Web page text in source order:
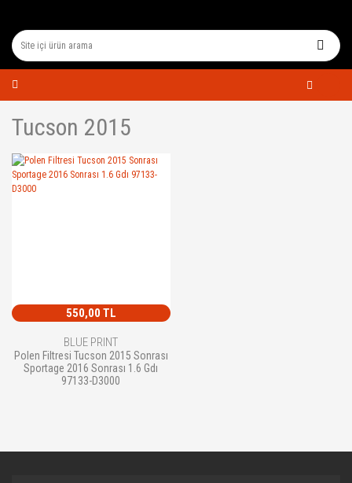
Tucson 2015
550,00 TL
BLUE PRINT
Polen Filtresi Tucson 2015 Sonrası
Sportage 2016 Sonrası 1.6 Gdı
97133-D3000